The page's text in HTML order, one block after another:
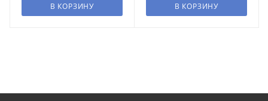
В КОРЗИНУ В КОРЗИНУ